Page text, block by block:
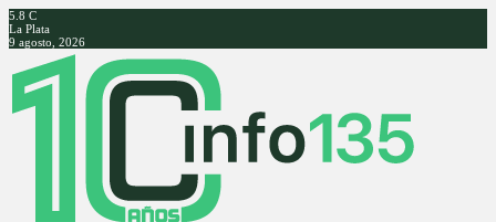
5.8 C
La Plata
9 agosto, 2026
Facebook
Twitter
Instagram
Youtube